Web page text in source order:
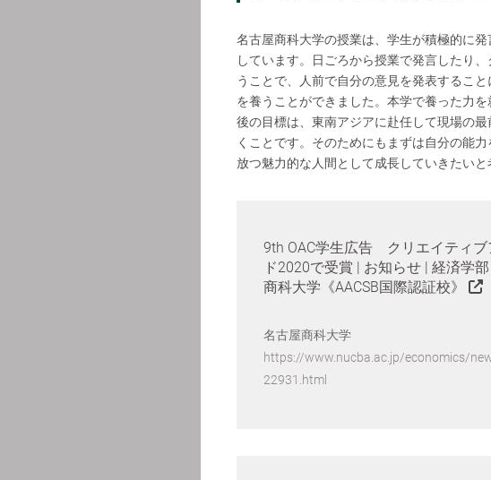
名古屋商科大学の授業は、学生が積極的に発
しています。日ごろから授業で発言したり
うことで、人前で自分の意見を発表するこ
を養うことができました。本学で養った力
後の目標は、東南アジアに赴任して現場の
くことです。そのためにもまずは自分の能
放つ魅力的な人間として成長していきたいと
9th OAC学生広告 クリエイティブ
ド2020で受賞 | お知らせ | 経済学
商科大学《AACSB国際認証校》
名古屋商科大学
https://www.nucba.ac.jp/economics/
22931.html